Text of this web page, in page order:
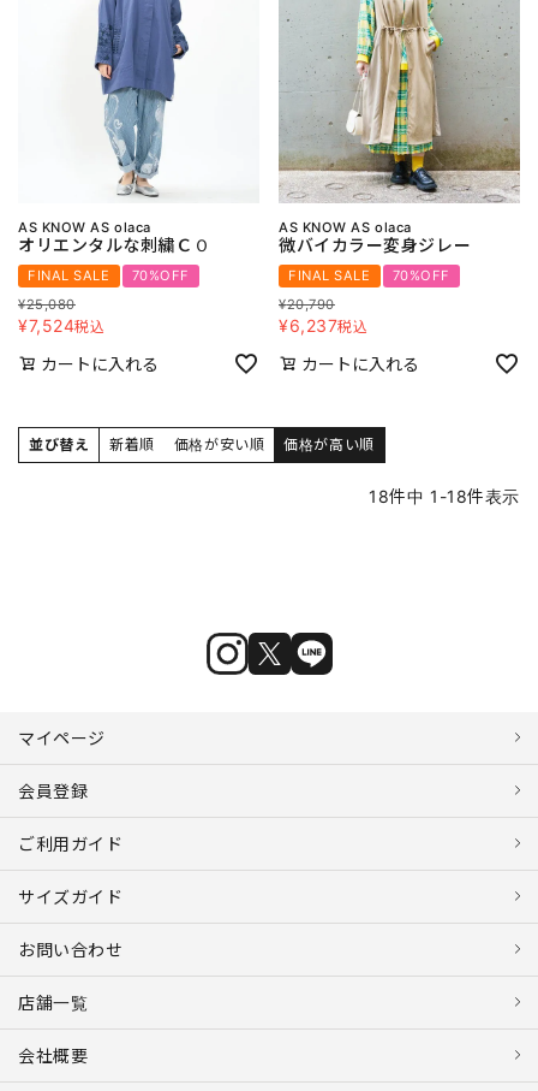
AS KNOW AS olaca
オリエンタルな刺繍ＣＯ
FINAL SALE
70%OFF
¥25,080
¥7,524税込
カートに入れる
AS KNOW AS olaca
微バイカラー変身ジレー
FINAL SALE
70%OFF
¥20,790
¥6,237税込
カートに入れる
並び替え 新着順 価格が安い順 価格が高い順
18件中 1 -18件表示
マイページ
会員登録
ご利用ガイド
サイズガイド
お問い合わせ
店舗一覧
会社概要